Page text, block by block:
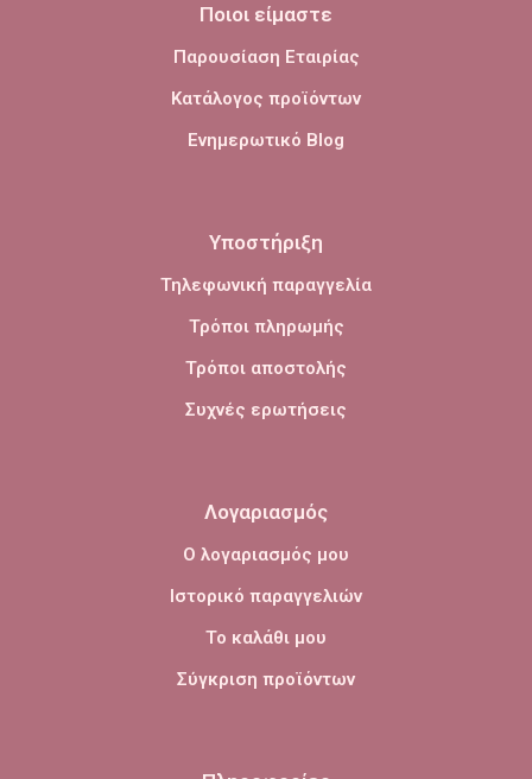
Ποιοι είμαστε
Παρουσίαση Εταιρίας
Κατάλογος προϊόντων
Ενημερωτικό Blog
Υποστήριξη
Τηλεφωνική παραγγελία
Τρόποι πληρωμής
Τρόποι αποστολής
Συχνές ερωτήσεις
Λογαριασμός
Ο λογαριασμός μου
Ιστορικό παραγγελιών
Το καλάθι μου
Σύγκριση προϊόντων